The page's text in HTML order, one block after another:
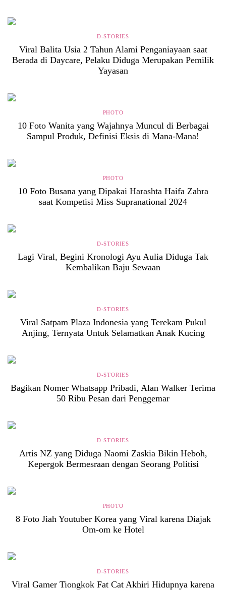
D-STORIES
Viral Balita Usia 2 Tahun Alami Penganiayaan saat
Berada di Daycare, Pelaku Diduga Merupakan Pemilik
Yayasan
PHOTO
10 Foto Wanita yang Wajahnya Muncul di Berbagai
Sampul Produk, Definisi Eksis di Mana-Mana!
PHOTO
10 Foto Busana yang Dipakai Harashta Haifa Zahra
saat Kompetisi Miss Supranational 2024
D-STORIES
Lagi Viral, Begini Kronologi Ayu Aulia Diduga Tak
Kembalikan Baju Sewaan
D-STORIES
Viral Satpam Plaza Indonesia yang Terekam Pukul
Anjing, Ternyata Untuk Selamatkan Anak Kucing
D-STORIES
Bagikan Nomer Whatsapp Pribadi, Alan Walker Terima
50 Ribu Pesan dari Penggemar
D-STORIES
Artis NZ yang Diduga Naomi Zaskia Bikin Heboh,
Kepergok Bermesraan dengan Seorang Politisi
PHOTO
8 Foto Jiah Youtuber Korea yang Viral karena Diajak
Om-om ke Hotel
D-STORIES
Viral Gamer Tiongkok Fat Cat Akhiri Hidupnya karena